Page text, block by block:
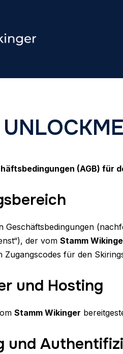
UNLOCKME
(AGB) für
Geschäftsbedingungen
der vom Stamm
Zugangscodes für den
und Hosting
Stamm Wikinger
und